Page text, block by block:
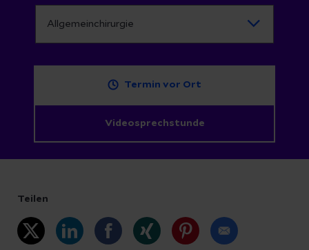
Termin vor Ort
Videosprechstunde
Teilen